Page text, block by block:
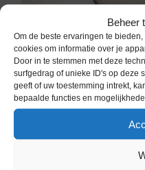
Beheer
Om de beste ervaringen te
cookies om informatie over je
Door in te stemmen met deze
surfgedrag of unieke ID's op deze
geeft of uw toestemming intrekt,
bepaalde functies en